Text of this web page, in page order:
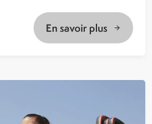
En savoir plus